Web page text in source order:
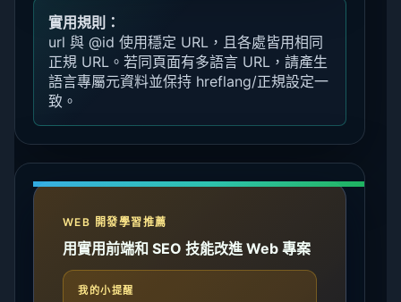
實用規則：
url 與 @id 使用穩定 URL，且各處皆用相同
正規 URL。若同頁面有多語言 URL，請產生
語言專屬元資料並保持 hreflang/正規設定一
致。
WEB 開發學習推薦
用實用前端和 SEO 技能改進 Web 專案
我的小提醒